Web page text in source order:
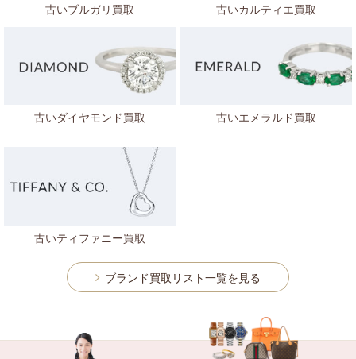
古いブルガリ買取 古いカルティエ買取
古いダイヤモンド買取 古いエメラルド買取
古いティファニー買取
ブランド買取リスト一覧を見る